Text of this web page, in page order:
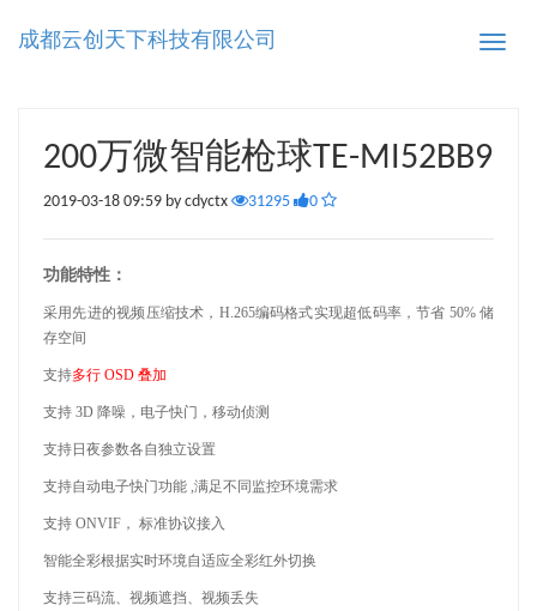
Toggle
成都云创天下科技有限公司
200万微智能枪球TE-MI52BB9
2019-03-18 09:59 by cdyctx 31295 0
功能特性：
采用先进的视频压缩技术， H.265编码格式实现超低码率，节省 50% 储
存空间
支持多行 OSD 叠加
支持 3D 降噪，电子快门，移动侦测
支持日夜参数各自独立设置
支持自动电子快门功能 ,满足不同监控环境需求
支持 ONVIF， 标准协议接入
智能全彩根据实时环境自适应全彩红外切换
支持三码流、视频遮挡、视频丢失